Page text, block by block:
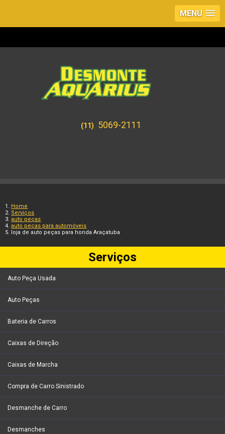
MENU
(11) 5069-2111
Home
Serviços
auto peças
auto peças para automóveis
loja de auto peças para honda Araçatuba
Serviços
Auto Peça Usada
Auto Peças
Bateria de Carros
Caixas de Direção
Caixas de Marcha
Compra de Carro Sinistrado
Desmanche de Carro
Desmanches